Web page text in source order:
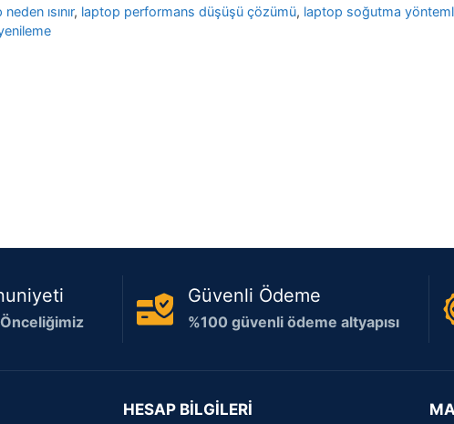
ısınır, laptop performans düşüşü çözümü, laptop soğutma
Güvenli Ödeme
%100 güvenli ödeme altyapısı
HESAP BİLGİLERİ